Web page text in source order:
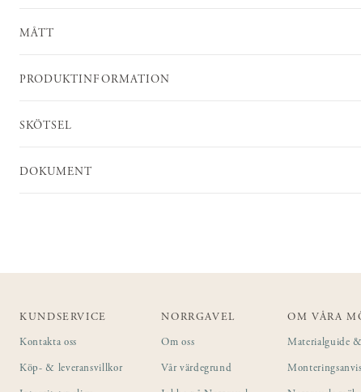
MÅTT
PRODUKTINFORMATION
SKÖTSEL
DOKUMENT
KUNDSERVICE
Kontakta oss
Köp- & leveransvillkor
NORRGAVEL
Om oss
Vår värdegrund
OM VÅRA
Materialguide